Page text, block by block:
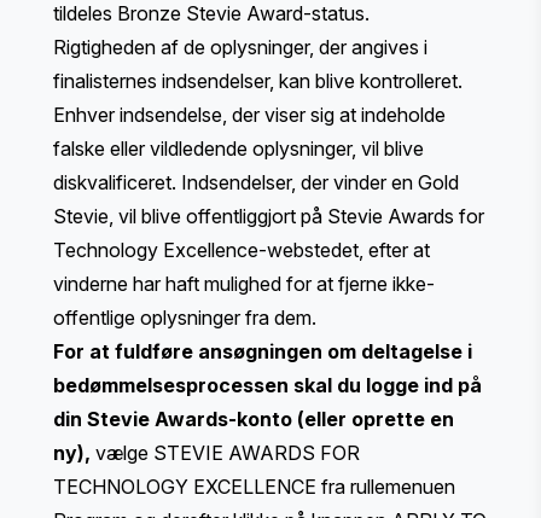
tildeles Bronze Stevie Award-status.
Rigtigheden af de oplysninger, der angives i
finalisternes indsendelser, kan blive kontrolleret.
Enhver indsendelse, der viser sig at indeholde
falske eller vildledende oplysninger, vil blive
diskvalificeret. Indsendelser, der vinder en Gold
Stevie, vil blive offentliggjort på Stevie Awards for
Technology Excellence-webstedet, efter at
vinderne har haft mulighed for at fjerne ikke-
offentlige oplysninger fra dem.
For at fuldføre ansøgningen om deltagelse i
bedømmelsesprocessen skal du logge ind på
din Stevie Awards-konto (eller oprette en
ny), vælge STEVIE AWARDS FOR
TECHNOLOGY EXCELLENCE fra rullemenuen